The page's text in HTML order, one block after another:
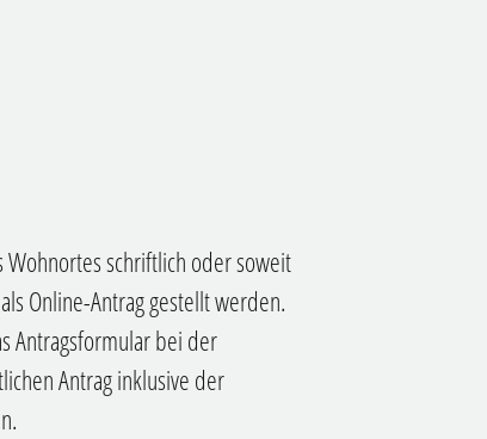
schriftlich oder soweit
Online-Antrag gestellt werden.
Antragsformular bei der
Antrag inklusive der